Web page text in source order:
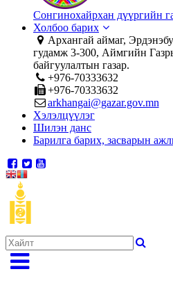
Сонгинохайрхан дүүргийн
Холбоо барих
Архангай аймаг,
гудамж 3-300, Аймгийн
байгуулалтын газар.
+976-70333632
+976-70333632
arkhangai@gazar.gov.mn
Хэлэлцүүлэг
Шилэн данс
Барилга барих, засварын